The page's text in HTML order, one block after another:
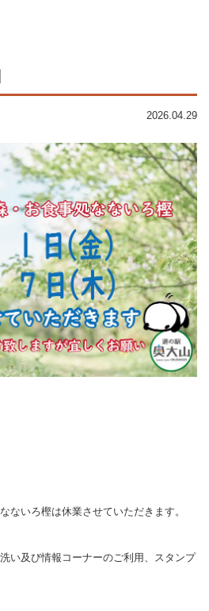
2026.04.29
ないろ樫は休業させていただきます。
い及び情報コーナーのご利用、スタンプ